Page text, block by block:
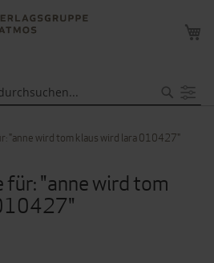
"anne wird tom klaus wird lara 010427"
für: "anne wird tom